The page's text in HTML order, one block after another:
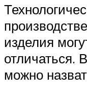
изделия
можно